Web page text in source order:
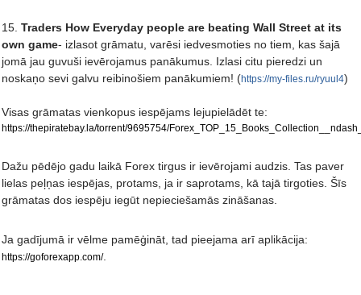
15. Traders How Everyday people are beating Wall Street at its
own game- izlasot grāmatu, varēsi iedvesmoties no tiem, kas šajā
jomā jau guvuši ievērojamus panākumus. Izlasi citu pieredzi un
noskaņo sevi galvu reibinošiem panākumiem! (https://my-files.ru/ryuul4)
Visas grāmatas vienkopus iespējams lejupielādēt te:
https://thepiratebay.la/torrent/9695754/
Dažu pēdējo gadu laikā Forex tirgus ir ievērojami audzis. Tas paver
lielas peļņas iespējas, protams, ja ir saprotams, kā tajā tirgoties. Šīs
grāmatas dos iespēju iegūt nepieciešamās zināšanas.
Ja gadījumā ir vēlme pamēģināt, tad pieejama arī aplikācija:
https://goforexapp.com/.